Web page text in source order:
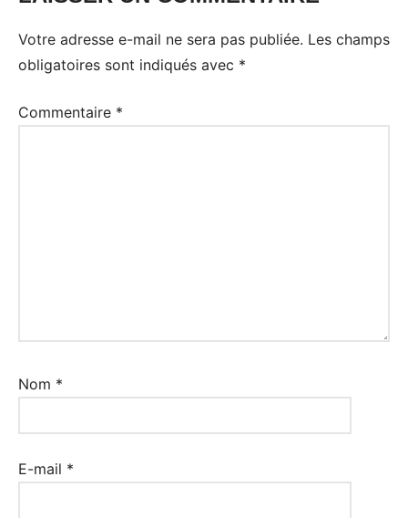
Votre adresse e-mail ne sera pas publiée. Les champs
obligatoires sont indiqués avec *
Commentaire *
Nom *
E-mail *